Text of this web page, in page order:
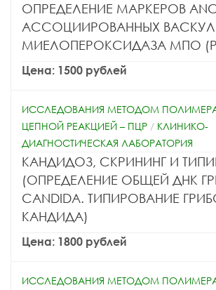
ОПРЕДЕЛЕНИЕ МАРКЕРОВ
АССОЦИИРОВАННЫХ
МИЕЛОПЕРОКСИДАЗА МПО
Цена: 1500 рублей
ИССЛЕДОВАНИЯ МЕТОДОМ
ЦЕПНОЙ РЕАКЦИЕЙ – ПЦР / КЛИНИКО-
ДИАГНОСТИЧЕСКАЯ ЛАБОРАТОРИЯ
КАНДИДОЗ, СКРИНИНГ И
(ОПРЕДЕЛЕНИЕ ОБЩЕЙ ДНК
CANDIDA. ТИПИРОВАНИЕ
КАНДИДА)
Цена: 1800 рублей
ИССЛЕДОВАНИЯ МЕТОДОМ